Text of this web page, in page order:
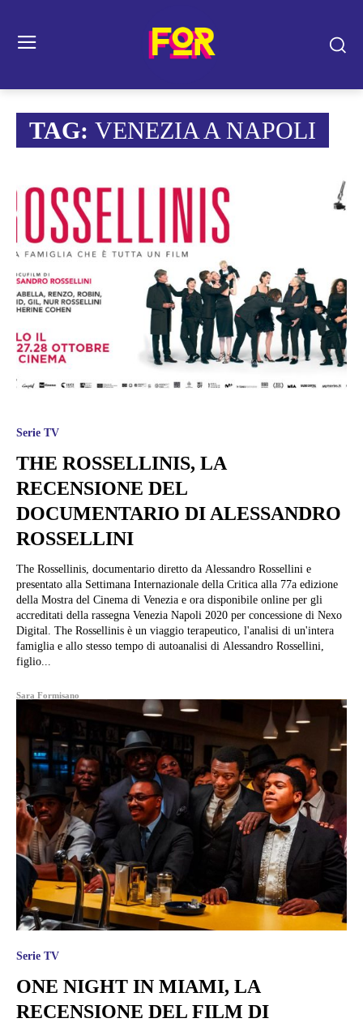
TAG: VENEZIA A NAPOLI
Serie TV
THE ROSSELLINIS, LA
RECENSIONE DEL
DOCUMENTARIO DI ALESSANDRO
ROSSELLINI
The Rossellinis, documentario diretto da Alessandro Rossellini e
presentato alla Settimana Internazionale della Critica alla 77a edizione
della Mostra del Cinema di Venezia e ora disponibile online per gli
accreditati della rassegna Venezia Napoli 2020 per concessione di Nexo
Digital. The Rossellinis è un viaggio terapeutico, l'analisi di un'intera
famiglia e allo stesso tempo di autoanalisi di Alessandro Rossellini,
figlio...
Sara Formisano
Serie TV
ONE NIGHT IN MIAMI, LA
RECENSIONE DEL FILM DI